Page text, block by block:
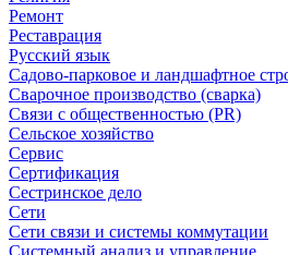
Ремонт
Реставрация
Русский язык
Садово-парковое и ландшафтное
Сварочное производство (сварка)
Связи с общественностью (PR)
Сельское хозяйство
Сервис
Сертификация
Сестринское дело
Сети
Сети связи и системы коммутации
Системный анализ и управление